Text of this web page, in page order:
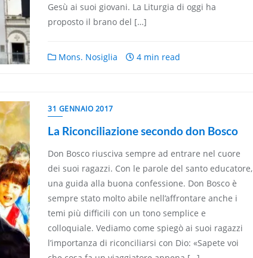
Gesù ai suoi giovani. La Liturgia di oggi ha
proposto il brano del […]
Mons. Nosiglia 4 min read
31 GENNAIO 2017
La Riconciliazione secondo don Bosco
Don Bosco riusciva sempre ad entrare nel cuore
dei suoi ragazzi. Con le parole del santo educatore,
una guida alla buona confessione. Don Bosco è
sempre stato molto abile nell’affrontare anche i
temi più difficili con un tono semplice e
colloquiale. Vediamo come spiegò ai suoi ragazzi
l’importanza di riconciliarsi con Dio: «Sapete voi